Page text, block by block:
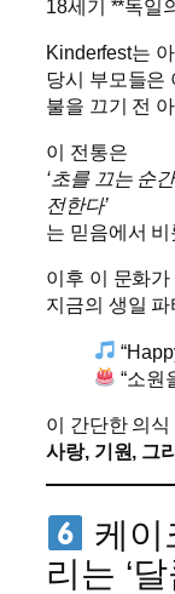
18세기 **독일
Kinderfest는
당시 부모들은
불을 끄기 전
이 전통은
‘초를 끄는 순
전한다’
는 믿음에서
이후 이 문화
지금의 생일
“소원
이 간단한 의식
사랑, 기원, 그
케
리는 ‘